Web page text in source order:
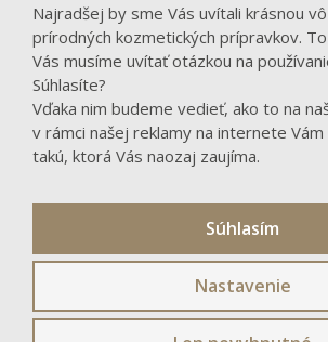
Najradšej by sme Vás uvítali krásnou
prírodných kozmetických prípravkov.
Vás musíme uvítať otázkou na
Súhlasíte?
Vďaka nim budeme vedieť, ako to na
v rámci našej reklamy na internete Vám
takú, ktorá Vás naozaj zaujíma.
Nastavenie
Súhlasím